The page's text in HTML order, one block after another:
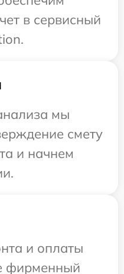
в сервисный
мы
смету
и начнем
и оплаты
фирменный